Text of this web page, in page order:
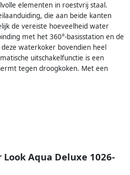
elementen in roestvrij staal.
die aan beide kanten
de vereiste hoeveelheid water
met het 360°-basisstation en de
waterkoker bovendien heel
uitschakelfunctie is een
tegen droogkoken. Met een
Aqua Deluxe 1026-